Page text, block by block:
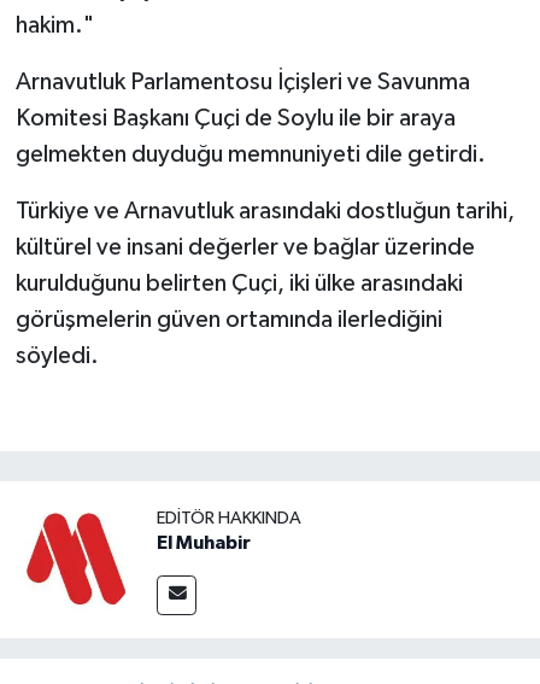
hakim."
Arnavutluk Parlamentosu İçişleri ve Savunma
Komitesi Başkanı Çuçi de Soylu ile bir araya
gelmekten duyduğu memnuniyeti dile getirdi.
Türkiye ve Arnavutluk arasındaki dostluğun tarihi,
kültürel ve insani değerler ve bağlar üzerinde
kurulduğunu belirten Çuçi, iki ülke arasındaki
görüşmelerin güven ortamında ilerlediğini
söyledi.
EDITÖR HAKKINDA
El Muhabir